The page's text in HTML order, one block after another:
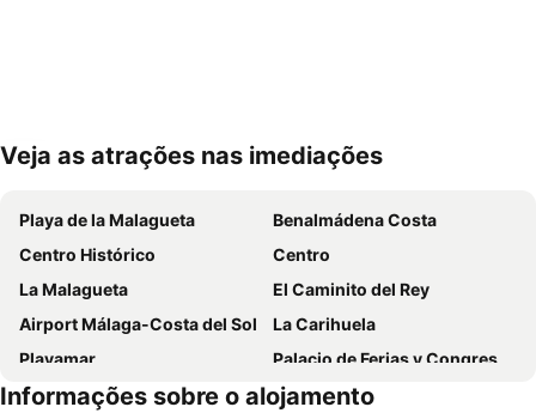
Ampliar mapa
Veja as atrações nas imediações
Playa de la Malagueta
Benalmádena Costa
Centro Histórico
Centro
La Malagueta
El Caminito del Rey
Airport Málaga-Costa del Sol
La Carihuela
Playamar
Palacio de Ferias y Congresos de Málaga
La Nogalera
Centro Comercial Málaga Plaza
Informações sobre o alojamento